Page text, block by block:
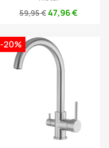
59,95 €47,96 €
-20%